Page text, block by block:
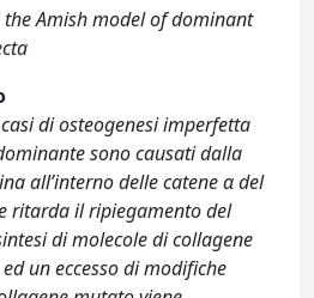
the Amish model of dominant
di osteogenesi imperfetta
sono causati dalla
all’interno delle catene α del
ritarda il ripiegamento del
di molecole di collagene
un eccesso di modifiche